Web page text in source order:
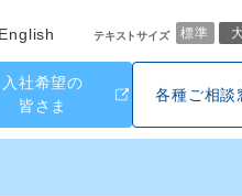
English テキストサイズ 標準
入社希望の
皆さま
各種ご相談